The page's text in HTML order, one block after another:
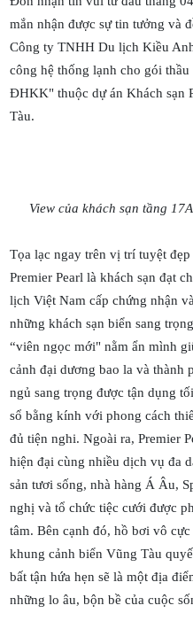
mắn nhận được sự tin tưởng và
Công ty TNHH Du lịch Kiều
công hệ thống lạnh cho gói
ĐHKK" thuộc dự án Khách sạn
Tàu.
View của khách sạn tầng
Tọa lạc ngay trên vị trí tuyệt
Premier Pearl là khách sạn đạt
lịch Việt Nam cấp chứng nhận
những khách sạn biển sang
“viên ngọc mới" nằm ẩn mình
cảnh đại dương bao la và thành
ngủ sang trọng được tận dụng
sổ bằng kính với phong cách
đủ tiện nghi. Ngoài ra, Premier
hiện đại cùng nhiều dịch vụ đa
sản tươi sống, nhà hàng Á Âu,
nghị và tổ chức tiệc cưới được
tâm. Bên cạnh đó, hồ bơi vô
khung cảnh biển Vũng Tàu
bất tận hứa hẹn sẽ là một địa
những lo âu, bộn bề của cuộc